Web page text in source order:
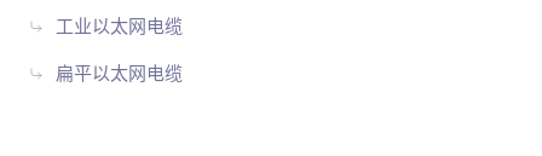
工业以太网电缆
扁平以太网电缆